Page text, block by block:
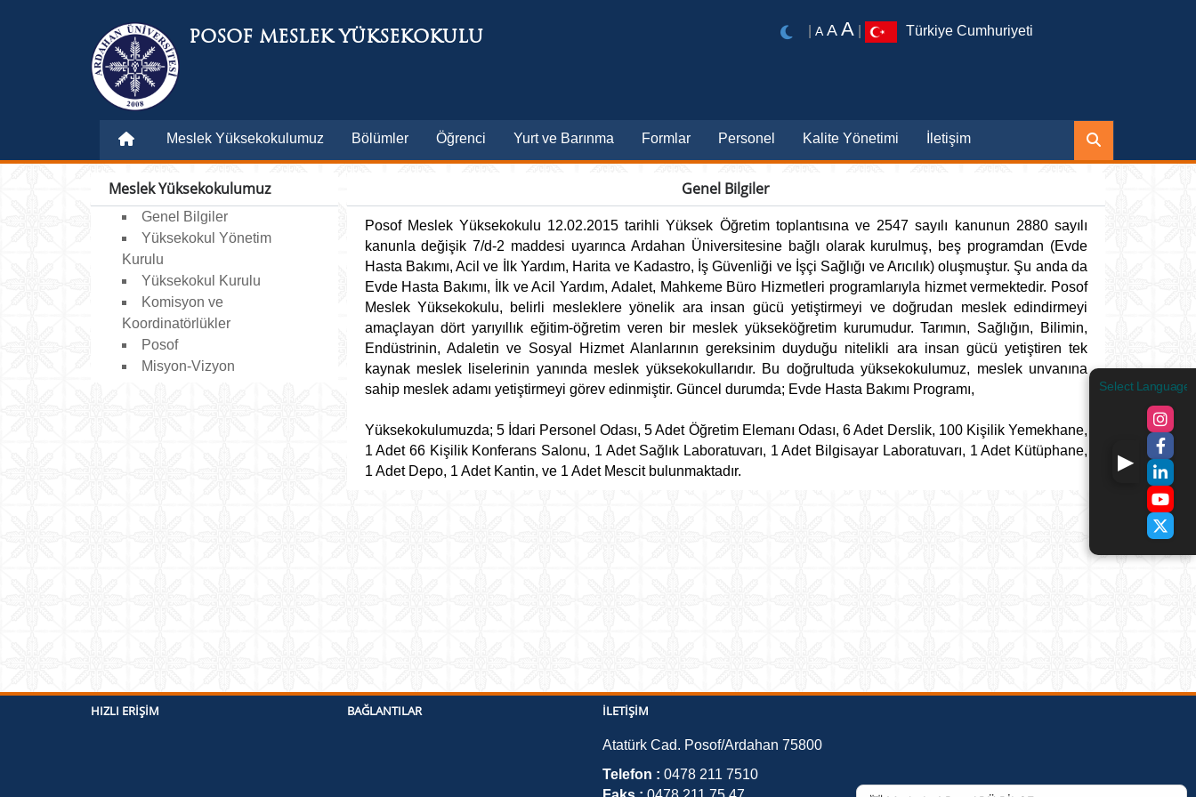
POSOF MESLEK YÜKSEKOKULU A A A Türkiye Cumhuriyeti
Meslek Yüksekokulumuz Bölümler Öğrenci Yurt ve Barınma Formlar Personel Kalite Yönetimi İletişim
Meslek Yüksekokulumuz
Genel Bilgiler
Yüksekokul Yönetim
Kurulu
Yüksekokul Kurulu
Komisyon ve
Koordinatörlükler
Posof
Misyon-Vizyon
Genel Bilgiler
Posof Meslek Yüksekokulu 12.02.2015 tarihli Yüksek Öğretim toplantısına ve 2547 sayılı kanunun 2880 sayılı
kanunla değişik 7/d-2 maddesi uyarınca Ardahan Üniversitesine bağlı olarak kurulmuş, beş programdan (Evde
Hasta Bakımı, Acil ve İlk Yardım, Harita ve Kadastro, İş Güvenliği ve İşçi Sağlığı ve Arıcılık) oluşmuştur. Şu anda da
Evde Hasta Bakımı, İlk ve Acil Yardım, Adalet, Mahkeme Büro Hizmetleri programlarıyla hizmet vermektedir. Posof
Meslek Yüksekokulu, belirli mesleklere yönelik ara insan gücü yetiştirmeyi ve doğrudan meslek edindirmeyi
amaçlayan dört yarıyıllık eğitim-öğretim veren bir meslek yükseköğretim kurumudur. Tarımın, Sağlığın, Bilimin,
Endüstrinin, Adaletin ve Sosyal Hizmet Alanlarının gereksinim duyduğu nitelikli ara insan gücü yetiştiren tek
kaynak meslek liselerinin yanında meslek yüksekokullarıdır. Bu doğrultuda yüksekokulumuz, meslek unvanına
sahip meslek adamı yetiştirmeyi görev edinmiştir. Güncel durumda; Evde Hasta Bakımı Programı,
Yüksekokulumuzda; 5 İdari Personel Odası, 5 Adet Öğretim Elemanı Odası, 6 Adet Derslik, 100 Kişilik Yemekhane,
1 Adet 66 Kişilik Konferans Salonu, 1 Adet Sağlık Laboratuvarı, 1 Adet Bilgisayar Laboratuvarı, 1 Adet Kütüphane,
1 Adet Depo, 1 Adet Kantin, ve 1 Adet Mescit bulunmaktadır.
Select Language
HIZLI ERIŞIM BAĞLANTILAR İLETIŞIM
Atatürk Cad. Posof/Ardahan 75800
Telefon : 0478 211 7510